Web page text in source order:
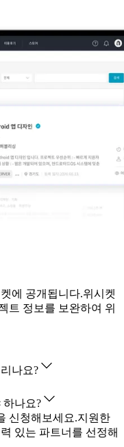
에 공개됩니다.위시켓
트 정보를 보완하여 위
나요?
하나요?
신청해보세요.지원한
있는 파트너를 선정해